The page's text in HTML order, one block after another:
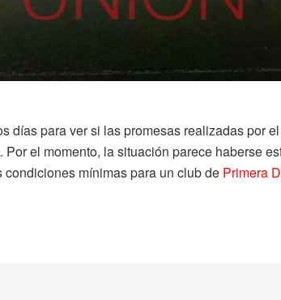
días para ver si las promesas realizadas
el momento, la situación parece haberse
mínimas para un club de Primera